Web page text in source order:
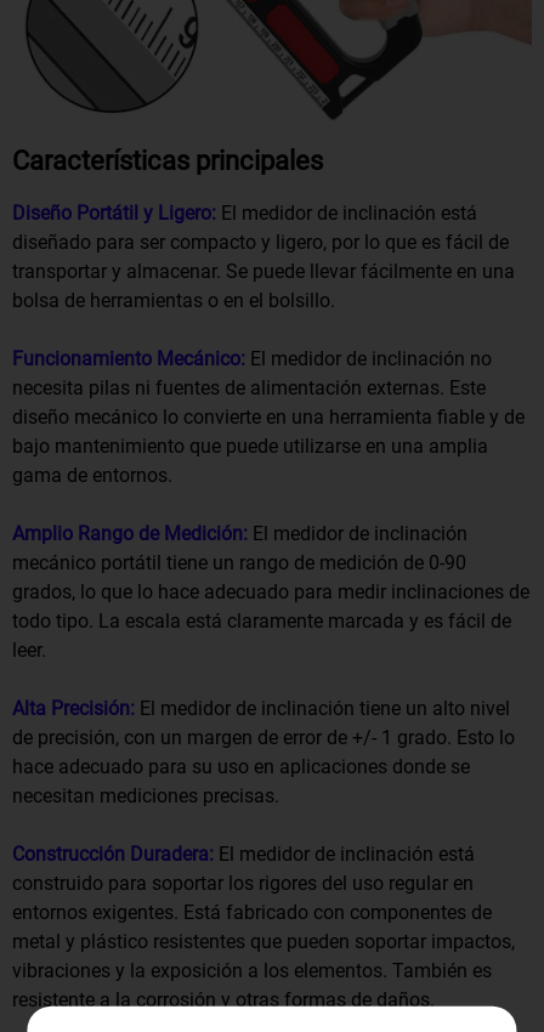
Características principales
Diseño Portátil y Ligero: El medidor de inclinación está
diseñado para ser compacto y ligero, por lo que es fácil de
transportar y almacenar. Se puede llevar fácilmente en una
bolsa de herramientas o en el bolsillo.
Funcionamiento Mecánico: El medidor de inclinación no
necesita pilas ni fuentes de alimentación externas. Este
diseño mecánico lo convierte en una herramienta fiable y de
bajo mantenimiento que puede utilizarse en una amplia
gama de entornos.
Amplio Rango de Medición: El medidor de inclinación
mecánico portátil tiene un rango de medición de 0-90
grados, lo que lo hace adecuado para medir inclinaciones de
todo tipo. La escala está claramente marcada y es fácil de
leer.
Alta Precisión: El medidor de inclinación tiene un alto nivel
de precisión, con un margen de error de +/- 1 grado. Esto lo
hace adecuado para su uso en aplicaciones donde se
necesitan mediciones precisas.
Construcción Duradera: El medidor de inclinación está
construido para soportar los rigores del uso regular en
entornos exigentes. Está fabricado con componentes de
metal y plástico resistentes que pueden soportar impactos,
vibraciones y la exposición a los elementos. También es
resistente a la corrosión y otras formas de daños.